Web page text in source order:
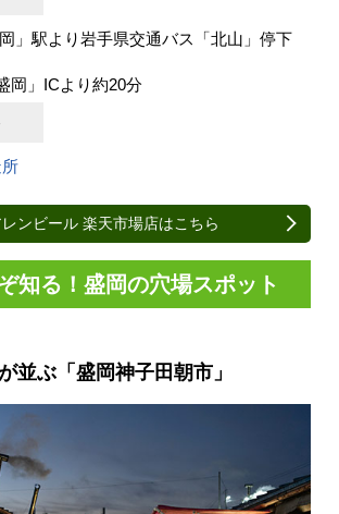
」駅より岩手県交通バス「北山」停下
岡」ICより約20分
ンビール 楽天市場店はこちら
知る！盛岡の穴場スポット
並ぶ「盛岡神子田朝市」